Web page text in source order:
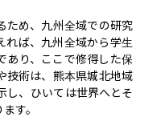
ため、九州全域での研究
れば、九州全域から学生
あり、ここで修得した保
技術は、熊本県城北地域
し、ひいては世界へとそ
す。